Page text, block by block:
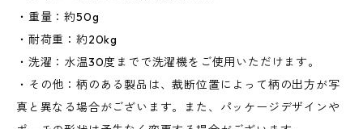
・重量：約50g
・耐荷重：約20kg
・洗濯：水温30度までで洗濯機をご使用いただけます。
・その他：柄のある製品は、裁断位置によって柄の出方が写
真と異なる場合がございます。また、パッケージデザインや